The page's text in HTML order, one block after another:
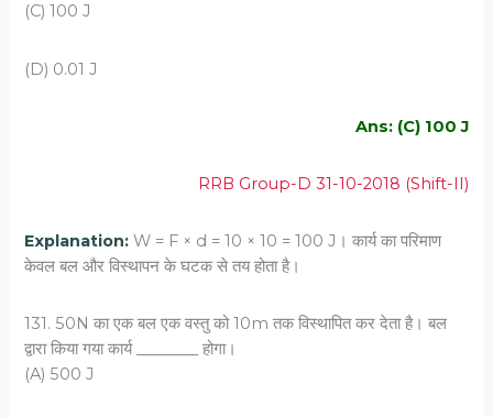
(C) 100 J
(D) 0.01 J
Ans: (C) 100 J
RRB Group-D 31-10-2018 (Shift-II)
Explanation: W = F × d = 10 × 10 = 100 J। कार्य का परिमाण
केवल बल और विस्थापन के घटक से तय होता है।
131. 50N का एक बल एक वस्‍तु को 10m तक विस्‍थापित कर देता है। बल
द्वारा किया गया कार्य ________ होगा।
(A) 500 J